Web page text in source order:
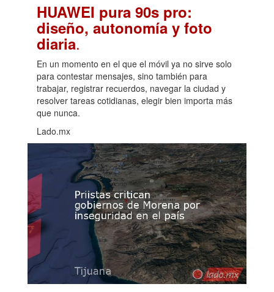
HUAWEI pura 90s pro:
diseño, autonomía y foto
diaria.
En un momento en el que el móvil ya no sirve solo
para contestar mensajes, sino también para
trabajar, registrar recuerdos, navegar la ciudad y
resolver tareas cotidianas, elegir bien importa más
que nunca.
Lado.mx